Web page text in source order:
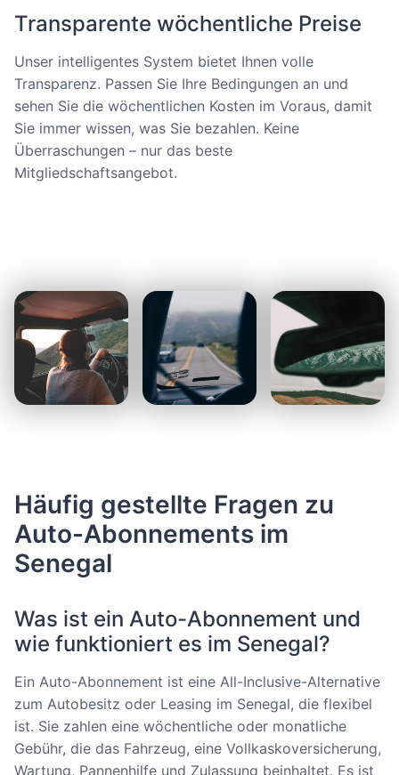
Transparente wöchentliche Preise
Unser intelligentes System bietet Ihnen volle
Transparenz. Passen Sie Ihre Bedingungen an und
sehen Sie die wöchentlichen Kosten im Voraus, damit
Sie immer wissen, was Sie bezahlen. Keine
Überraschungen – nur das beste
Mitgliedschaftsangebot.
Häufig gestellte Fragen zu
Auto-Abonnements im
Senegal
Was ist ein Auto-Abonnement und
wie funktioniert es im Senegal?
Ein Auto-Abonnement ist eine All-Inclusive-Alternative
zum Autobesitz oder Leasing im Senegal, die flexibel
ist. Sie zahlen eine wöchentliche oder monatliche
Gebühr, die das Fahrzeug, eine Vollkaskoversicherung,
Wartung, Pannenhilfe und Zulassung beinhaltet. Es ist